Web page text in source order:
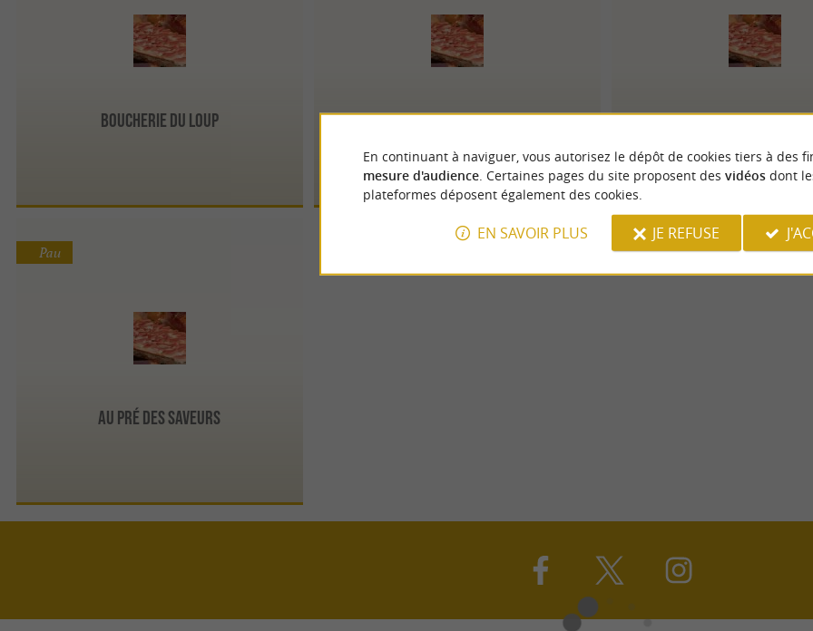
Boucherie du loup Charcuterie de Foirail ballerat
Au Pré des Saveurs
Pau
En continuant à naviguer, vous autorisez le dépôt de cookies tiers à des
mesure d'audience. Certaines pages du site proposent des vidéosdont
plateformes déposent également des cookies.
EN SAVOIR PLUS JE REFUSE